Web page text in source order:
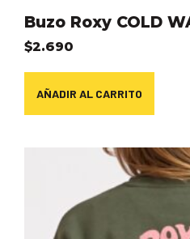
Buzo Roxy COLD
$2.690
AÑADIR AL CARRITO